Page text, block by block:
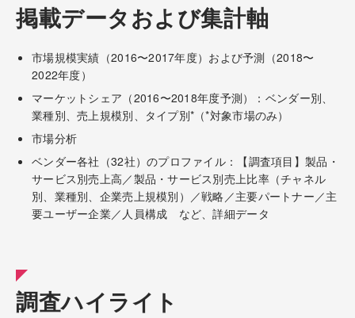
掲載データおよび集計軸
市場規模実績（2016〜2017年度）および予測（2018〜
2022年度）
マーケットシェア（2016〜2018年度予測）：ベンダー別、
業種別、売上規模別、タイプ別*（*対象市場のみ）
市場分析
ベンダー各社（32社）のプロファイル：【調査項目】製品・
サービス別売上高／製品・サービス別売上比率（チャネル
別、業種別、企業売上規模別）／戦略／主要パートナー／主
要ユーザー企業／人員構成 など、詳細データ
調査ハイライト